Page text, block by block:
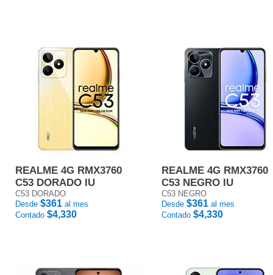
REALME 4G RMX3760
C53 DORADO IU
C53 DORADO
Desde $361 al mes
Contado $4,330
REALME 4G RMX3760
C53 NEGRO IU
C53 NEGRO
Desde $361 al mes
Contado $4,330